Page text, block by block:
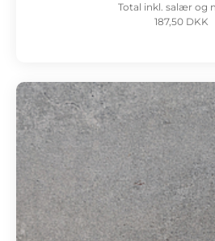
Total inkl. salær og
187,50 DKK